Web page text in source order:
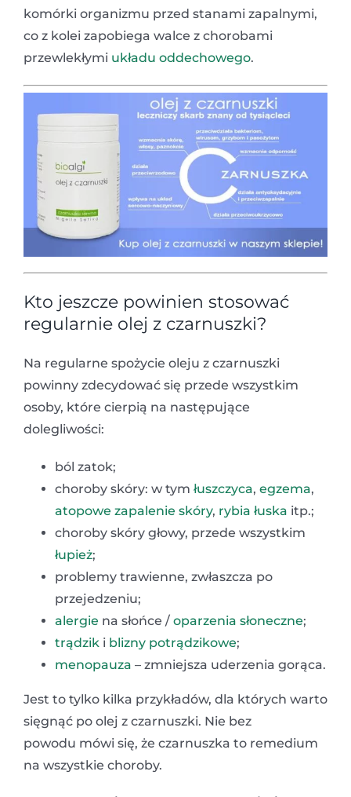
komórki organizmu przed stanami zapalnymi,
co z kolei zapobiega walce z chorobami
przewlekłymi układu oddechowego.
Kto jeszcze powinien stosować
regularnie olej z czarnuszki?
Na regularne spożycie oleju z czarnuszki
powinny zdecydować się przede wszystkim
osoby, które cierpią na następujące
dolegliwości:
ból zatok;
choroby skóry: w tym łuszczyca, egzema,
atopowe zapalenie skóry, rybia łuska itp.;
choroby skóry głowy, przede wszystkim
łupież;
problemy trawienne, zwłaszcza po
przejedzeniu;
alergie na słońce / oparzenia słoneczne;
trądzik i blizny potrądzikowe;
menopauza – zmniejsza uderzenia gorąca.
Jest to tylko kilka przykładów, dla których warto
sięgnąć po olej z czarnuszki. Nie bez
powodu mówi się, że czarnuszka to remedium
na wszystkie choroby.